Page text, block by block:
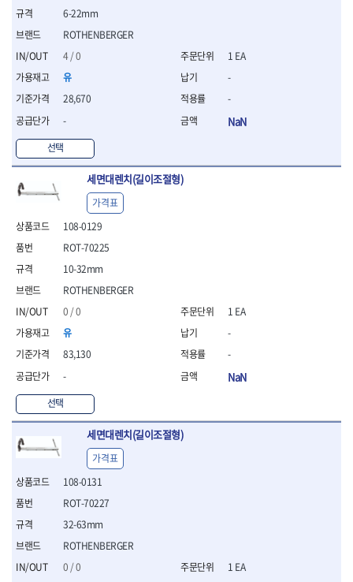
- 임팩XZN비트
- 라쳇핸들세트
- 사각비트
- 토크드라이버
- 포지비트소켓
- 임팩포지비트소켓
플라이어,몽키,스패너
- 뻰치
- 편구스패너
- 플라이어
- 니퍼
- 롱노우즈
- 스냅링플라이어
- 그룹조인트플라이어
- 니퍼 외
- 바이스플라이어
- 옵셋렌치
- 콤비네이션렌치
- 양구스패너
- 라쳇콤비네이션렌치
- 콤비네이션렌치세트
- 플레어너트렌치
- 양구스패너세트
- 옵셋렌치세트
- 라쳇콤비네이션렌치세
- 몽키스패너
- 라쳇콤비네이션세트
- 라쳇렌치
- 멀티플라이어
ROTHENBERGER
4 / 0
유
28,670
-
선택
6-22mm
1 EA
-
-
NaN
세면대렌치(길이조절형)
108-0129
ROTHENBERGER
0 / 0
유
83,130
-
선택
ROT-70225
10-32mm
가격표
1 EA
-
-
NaN
세면대렌치(길이조절형)
108-0131
ROTHENBERGER
0 / 0
ROT-70227
32-63mm
가격표
1 EA